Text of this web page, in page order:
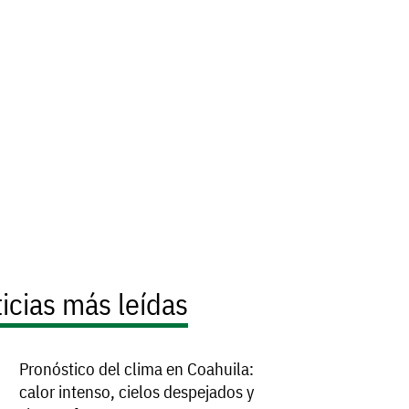
más leídas
Pronóstico del clima en Coahuila:
calor intenso, cielos despejados y